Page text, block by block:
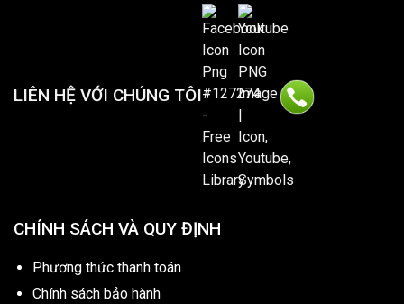
LIÊN HỆ VỚI CHÚNG TÔI
CHÍNH SÁCH VÀ QUY ĐỊNH
Phương thức thanh toán
Chính sách bảo hành